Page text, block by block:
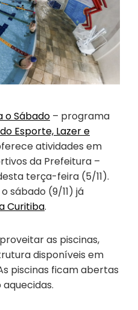
o Sábado – programa
Esporte, Lazer e
atividades em
da Prefeitura –
terça-feira (5/11).
sábado (9/11) já
Curitiba.
as piscinas,
disponíveis em
piscinas ficam abertas
aquecidas.